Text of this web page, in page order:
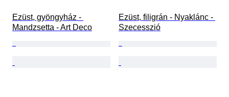
Ezüst, gyöngyház -
Mandzsetta - Art Deco
Ezüst, filigrán - Nyaklánc -
Szecesszió